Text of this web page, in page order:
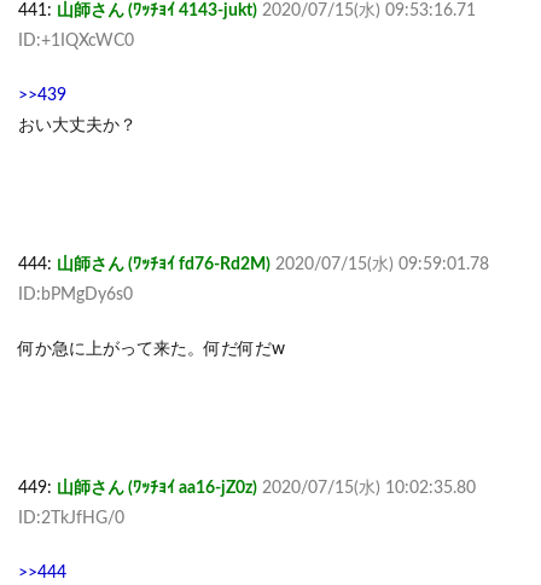
441: 山師さん (ﾜｯﾁｮｲ 4143-jukt) 2020/07/15(水) 09:53:16.71
ID:+1IQXcWC0
>>439
おい大丈夫か？
444: 山師さん (ﾜｯﾁｮｲ fd76-Rd2M) 2020/07/15(水) 09:59:01.78
ID:bPMgDy6s0
何か急に上がって来た。何だ何だw
449: 山師さん (ﾜｯﾁｮｲ aa16-jZ0z) 2020/07/15(水) 10:02:35.80
ID:2TkJfHG/0
>>444